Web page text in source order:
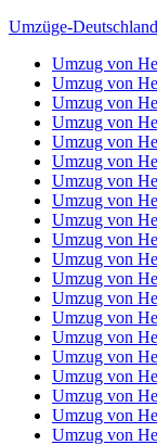
Umzüge-
Umzug von
Umzug von
Umzug von
Umzug von
Umzug von
Umzug von
Umzug von
Umzug von
Umzug von
Umzug von
Umzug von
Umzug von
Umzug von
Umzug von
Umzug von
Umzug von
Umzug von
Umzug von
Umzug von
Umzug von